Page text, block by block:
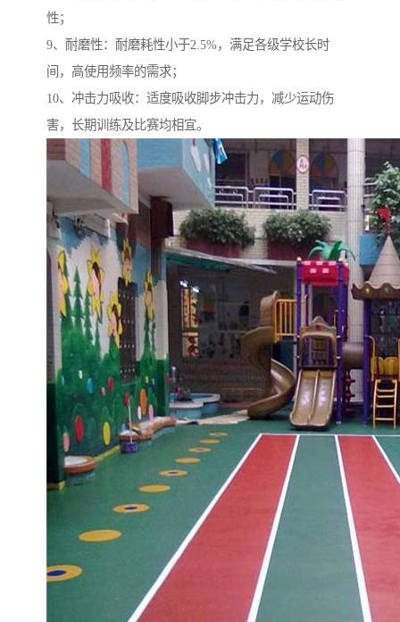
性；
9、耐磨性：耐磨耗性小于2.5%，满足各级学校长时
间，高使用频率的需求；
10、冲击力吸收：适度吸收脚步冲击力，减少运动伤
害，长期训练及比赛均相宜。